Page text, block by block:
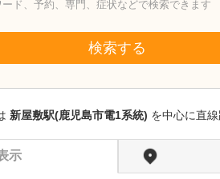
ド、予約、専門、症状などで検索できます
検索する
新屋敷駅(鹿児島市電1系統) を中心に直
示
東京都八
八王子
先生